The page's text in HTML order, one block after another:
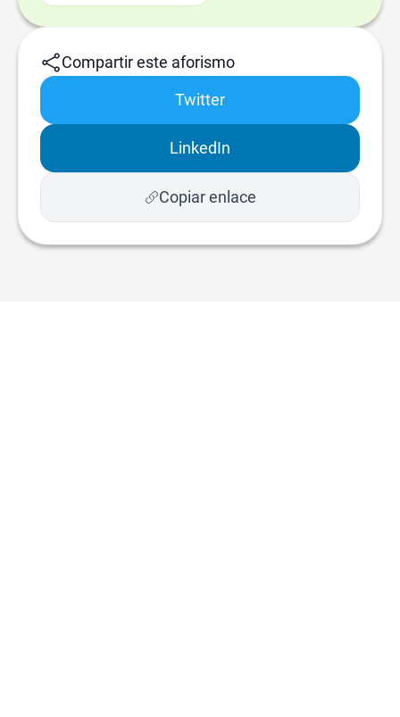
Compartir este aforismo
Twitter
LinkedIn
Copiar enlace